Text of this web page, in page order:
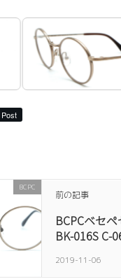
Post
BCPC
前の記事
BCPCベセ
BK-016S C-
2019-11-06